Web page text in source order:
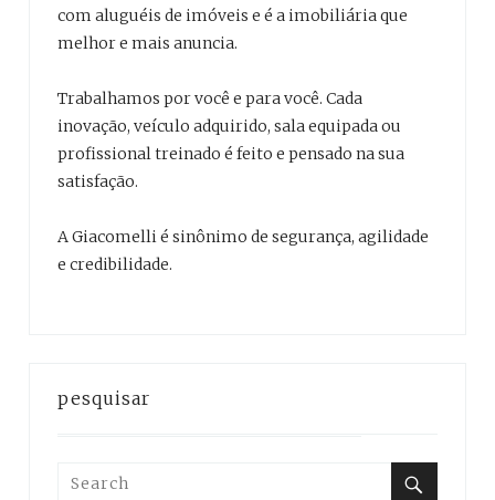
com aluguéis de imóveis e é a imobiliária que
melhor e mais anuncia.
Trabalhamos por você e para você. Cada
inovação, veículo adquirido, sala equipada ou
profissional treinado é feito e pensado na sua
satisfação.
A Giacomelli é sinônimo de segurança, agilidade
e credibilidade.
pesquisar
Search